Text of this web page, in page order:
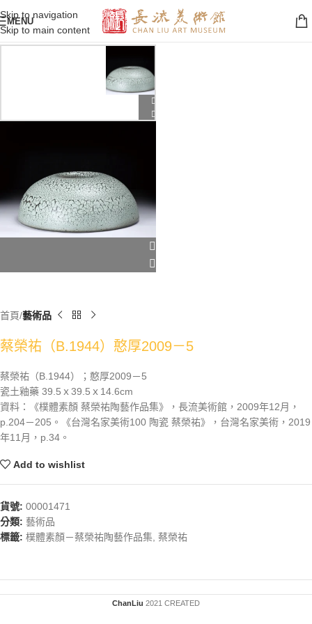
Skip to navigation
Skip to main content
MENU
首頁 藝術品
蔡榮祐（B.1944）憨厚2009－5
蔡榮祐（B.1944）；憨厚2009－5
瓷土釉藥 39.5ｘ39.5ｘ14.6cm
資料：《樸體素顏 蔡榮祐陶藝作品集》，長流美術館，2009年12月，
p.204－205。《台灣名家美術100 陶瓷 蔡榮祐》，台灣名家美術，2019
年11月，p.34。
Add to wishlist
貨號: 00001471
分類: 藝術品
標籤: 樸體素顏－蔡榮祐陶藝作品集 蔡榮祐
ChanLiu 2021 CREATED